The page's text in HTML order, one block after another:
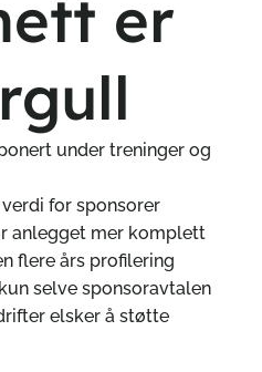
er
under treninger og
for sponsorer
anlegget mer komplett
flere års profilering
selve sponsoravtalen
elsker å støtte